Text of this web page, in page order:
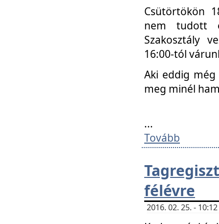
Csütörtökön
nem tudott
Szakosztály
16:00-tól
Aki eddig
meg minél
...
Tovább
félévre
2016. 02. 25. -